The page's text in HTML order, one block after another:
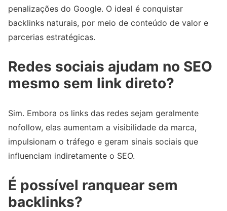
penalizações do Google. O ideal é conquistar
backlinks naturais, por meio de conteúdo de valor e
parcerias estratégicas.
Redes sociais ajudam no SEO
mesmo sem link direto?
Sim. Embora os links das redes sejam geralmente
nofollow, elas aumentam a visibilidade da marca,
impulsionam o tráfego e geram sinais sociais que
influenciam indiretamente o SEO.
É possível ranquear sem
backlinks?